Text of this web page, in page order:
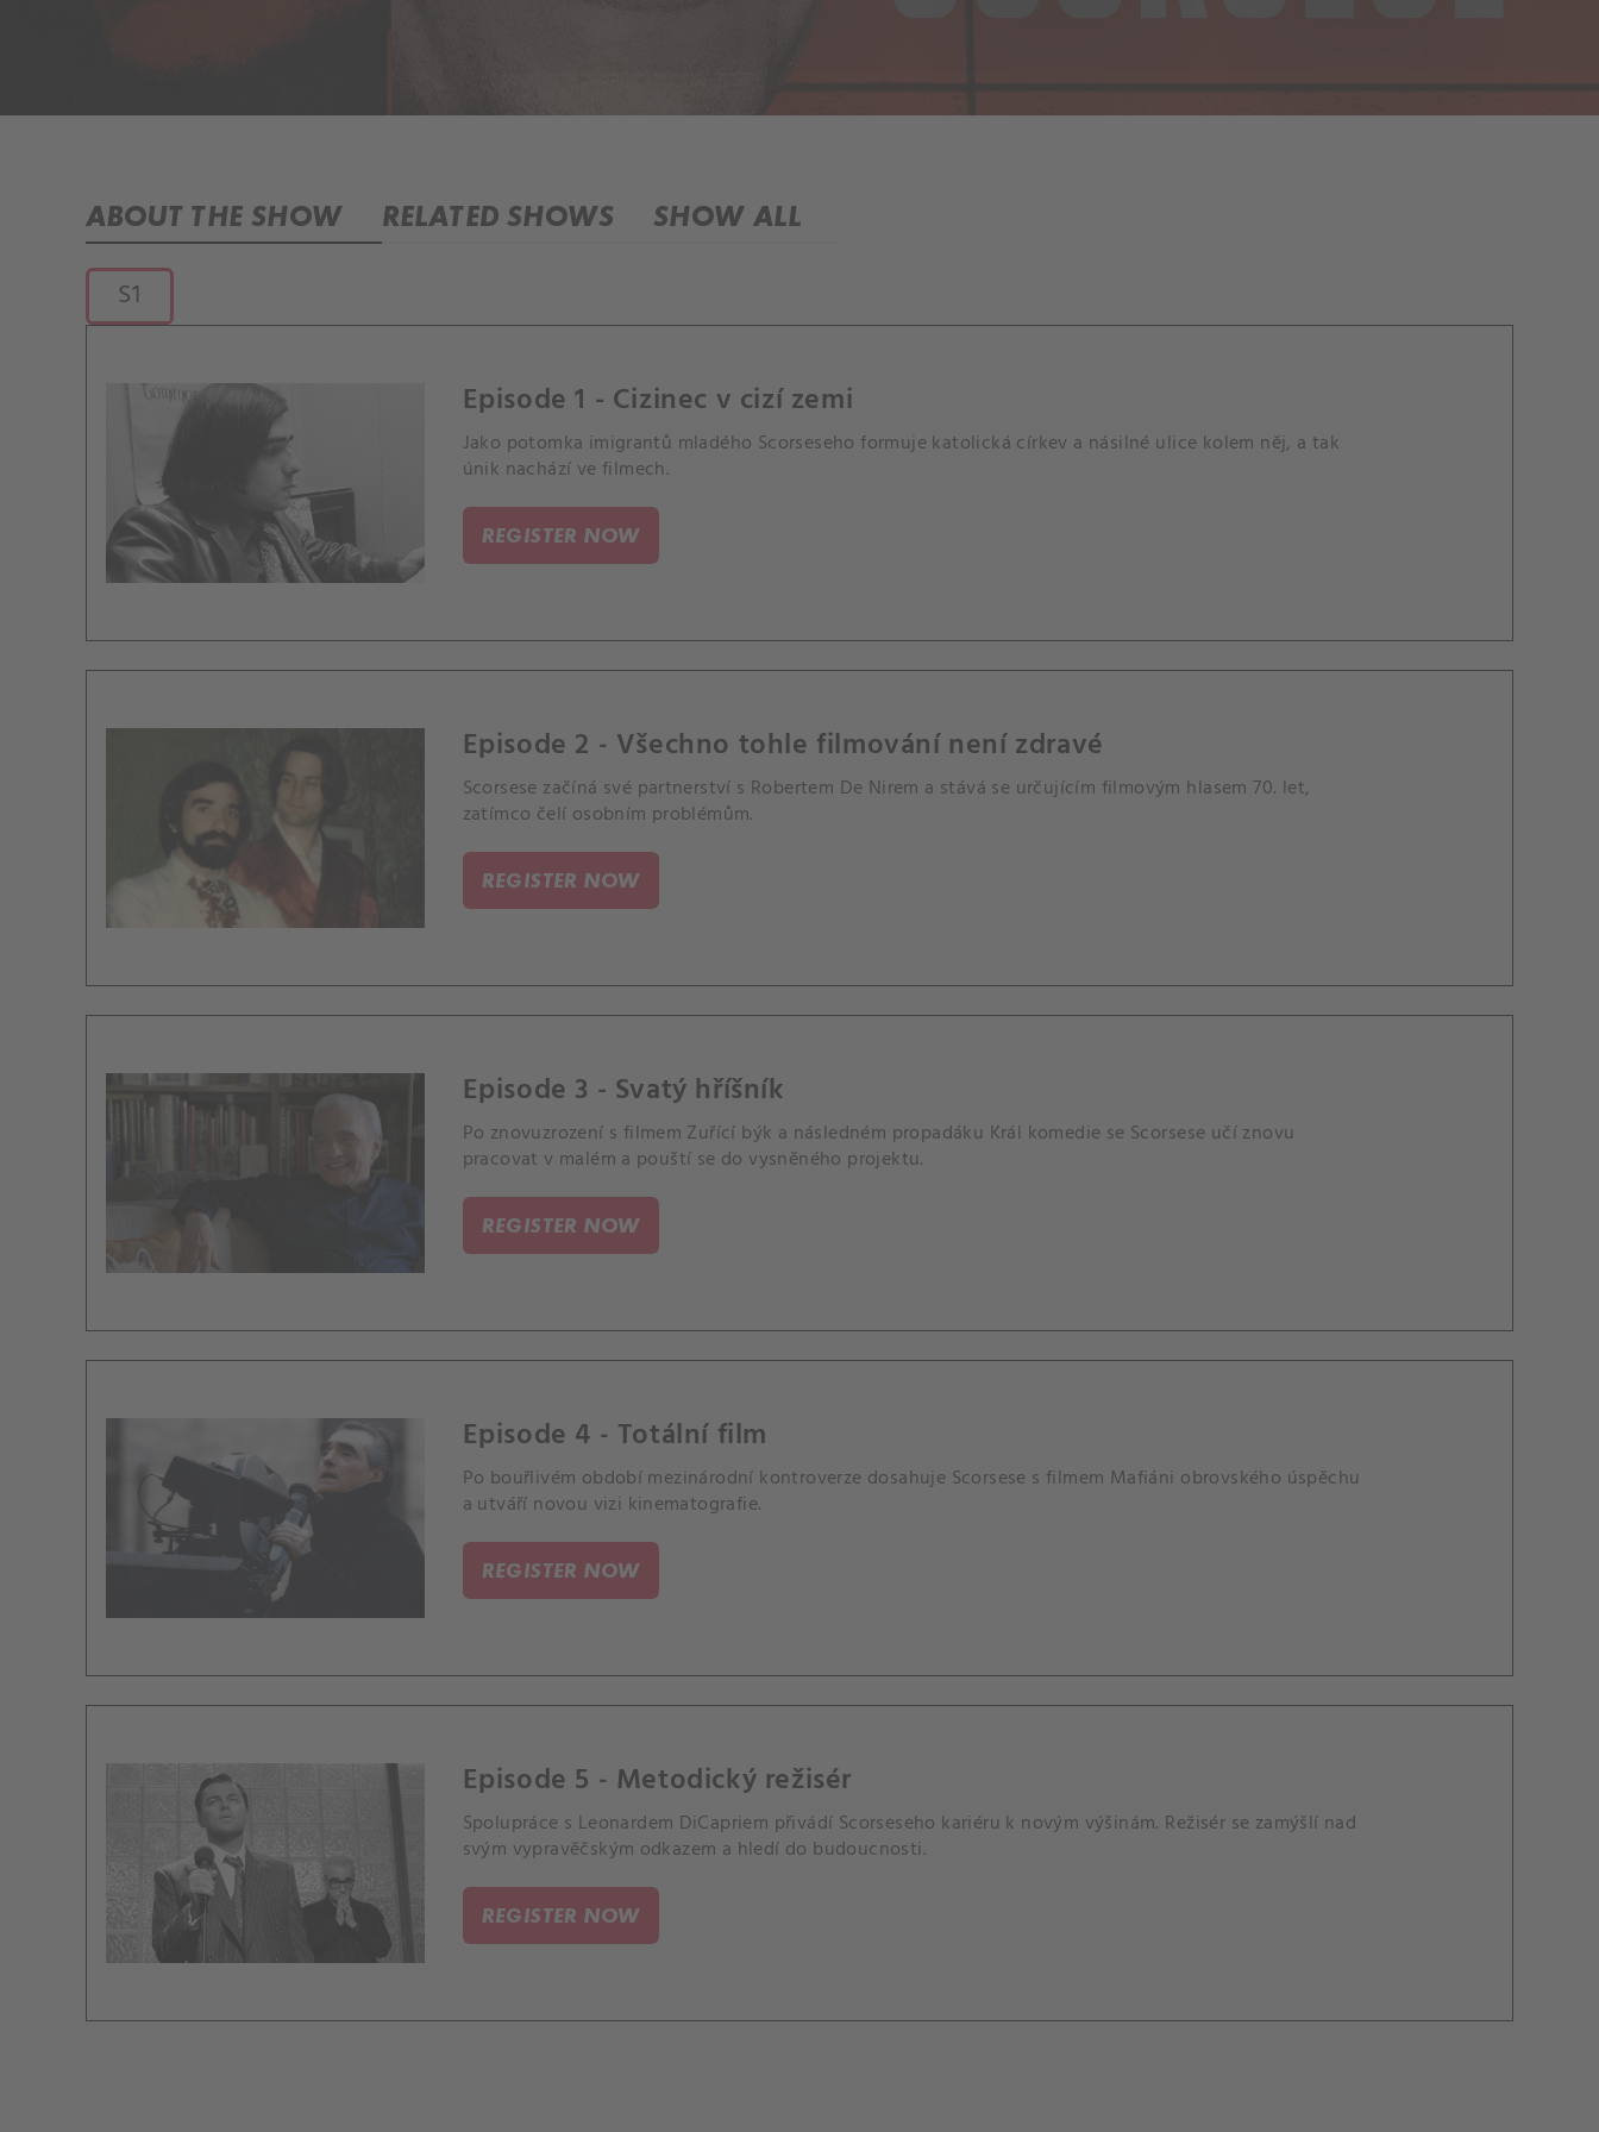
ABOUT THE SHOW RELATED SHOWS SHOW ALL
S1
Episode 1 - Cizinec v cizí zemi
Jako potomka imigrantů mladého Scorseseho formuje katolická církev a násilné ulice kolem něj, a tak
únik nachází ve filmech.
REGISTER NOW
Episode 2 - Všechno tohle filmování není zdravé
Scorsese začíná své partnerství s Robertem De Nirem a stává se určujícím filmovým hlasem 70. let,
zatímco čelí osobním problémům.
REGISTER NOW
Episode 3 - Svatý hříšník
Po znovuzrození s filmem Zuřící býk a následném propadáku Král komedie se Scorsese učí znovu
pracovat v malém a pouští se do vysněného projektu.
REGISTER NOW
Episode 4 - Totální film
Po bouřlivém období mezinárodní kontroverze dosahuje Scorsese s filmem Mafiáni obrovského úspěchu
a utváří novou vizi kinematografie.
REGISTER NOW
Episode 5 - Metodický režisér
Spolupráce s Leonardem DiCapriem přivádí Scorseseho kariéru k novým výšinám. Režisér se zamýšlí nad
svým vypravěčským odkazem a hledí do budoucnosti.
REGISTER NOW